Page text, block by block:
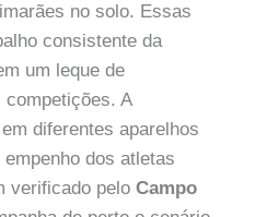
no solo. Essas
consistente da
um leque de
A
diferentes aparelhos
dos atletas
verificado peloCampo